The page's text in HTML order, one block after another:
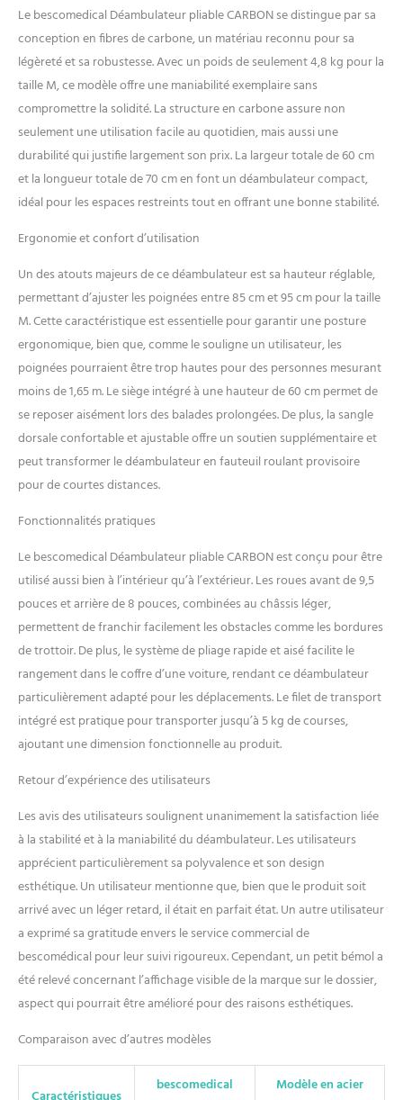
freins facilement accessibles
situés sous les poignées, les
réflecteurs et les pneus en
polyuréthane de ce
déambulateur carbone.
DESIGN ÉLÉGANT & BIEN
PENSÉ – Ce deambulateur
interieur & exterieur séduit
par son design sportif,
élégant et ergonomique. Ses
poignées sont réglables en
Pratique, l'accessoire ne
une fois plié. AVEC
ACCESSOIRES – Facilitez vos
déplacements, grâce à ce
déambulateur personnes
âgées ! Ce dernier est livré
avec une sacoche de
transport amovible à
fermeture éclair et un
support de canne.
LIVRAISON – Déambulateur
léger CARBON Taille M.
la mobilité existe aussi au
format S et L pour s'adapter
au mieux à votre
Le bescomedical Déambulateur pliable CARBON se distingue par sa
conception en fibres de carbone, un matériau reconnu pour sa
légèreté et sa robustesse. Avec un poids de seulement 4,8 kg pour la
taille M, ce modèle offre une maniabilité exemplaire sans
compromettre la solidité. La structure en carbone assure non
seulement une utilisation facile au quotidien, mais aussi une
durabilité qui justifie largement son prix. La largeur totale de 60 cm
et la longueur totale de 70 cm en font un déambulateur compact,
idéal pour les espaces restreints tout en offrant une bonne stabilité.
Ergonomie et confort d’utilisation
Un des atouts majeurs de ce déambulateur est sa hauteur réglable,
permettant d’ajuster les poignées entre 85 cm et 95 cm pour la taille
M. Cette caractéristique est essentielle pour garantir une posture
ergonomique, bien que, comme le souligne un utilisateur, les
poignées pourraient être trop hautes pour des personnes mesurant
moins de 1,65 m. Le siège intégré à une hauteur de 60 cm permet de
se reposer aisément lors des balades prolongées. De plus, la sangle
dorsale confortable et ajustable offre un soutien supplémentaire et
peut transformer le déambulateur en fauteuil roulant provisoire
pour de courtes distances.
Fonctionnalités pratiques
Le bescomedical Déambulateur pliable CARBON est conçu pour être
utilisé aussi bien à l’intérieur qu’à l’extérieur. Les roues avant de 9,5
pouces et arrière de 8 pouces, combinées au châssis léger,
permettent de franchir facilement les obstacles comme les bordures
de trottoir. De plus, le système de pliage rapide et aisé facilite le
rangement dans le coffre d’une voiture, rendant ce déambulateur
particulièrement adapté pour les déplacements. Le filet de transport
intégré est pratique pour transporter jusqu’à 5 kg de courses,
ajoutant une dimension fonctionnelle au produit.
Retour d’expérience des utilisateurs
Les avis des utilisateurs soulignent unanimement la satisfaction liée
à la stabilité et à la maniabilité du déambulateur. Les utilisateurs
apprécient particulièrement sa polyvalence et son design
esthétique. Un utilisateur mentionne que, bien que le produit soit
arrivé avec un léger retard, il était en parfait état. Un autre utilisateur
a exprimé sa gratitude envers le service commercial de
bescomédical pour leur suivi rigoureux. Cependant, un petit bémol a
été relevé concernant l’affichage visible de la marque sur le dossier,
aspect qui pourrait être amélioré pour des raisons esthétiques.
Comparaison avec d’autres modèles
bescomedical
Modèle en acier